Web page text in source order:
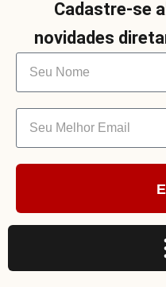
Cadastre-se
novidades